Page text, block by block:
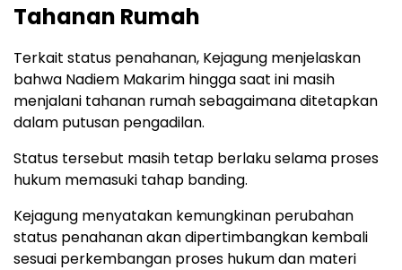
Tahanan Rumah
Terkait status penahanan, Kejagung menjelaskan
bahwa Nadiem Makarim hingga saat ini masih
menjalani tahanan rumah sebagaimana ditetapkan
dalam putusan pengadilan.
Status tersebut masih tetap berlaku selama proses
hukum memasuki tahap banding.
Kejagung menyatakan kemungkinan perubahan
status penahanan akan dipertimbangkan kembali
sesuai perkembangan proses hukum dan materi